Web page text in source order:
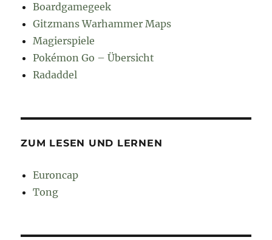
Boardgamegeek
Gitzmans Warhammer Maps
Magierspiele
Pokémon Go – Übersicht
Radaddel
ZUM LESEN UND LERNEN
Euroncap
Tong